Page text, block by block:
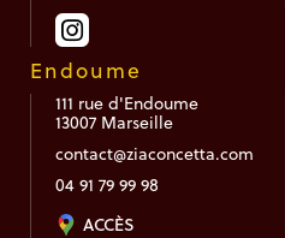
Endoume
111 rue d'Endoume
13007 Marseille
contact@ziaconcetta.com
04 91 79 99 98
ACCÈS